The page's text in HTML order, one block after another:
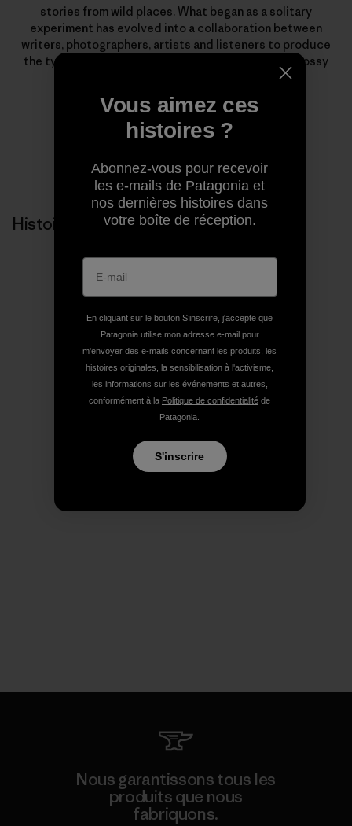
stories from wild places. What began as a solitary
experiment has evolved into a collaboration between
writers, photographers, artists and listeners to produce
the types of stories that rarely find homes in the glossy
Histoires liées
Nous garantissons tous les
produits que nous
fabriquons.
Vous aimez ces
histoires ?
Abonnez-vous pour recevoir
les e-mails de Patagonia et
nos dernières histoires dans
votre boîte de réception.
En cliquant sur le bouton S’inscrire, j'accepte que
Patagonia utilise mon adresse e-mail pour
m'envoyer des e-mails concernant les produits, les
histoires originales, la sensibilisation à l'activisme,
les informations sur les événements et autres,
conformément à la Politique de confidentialité de
Patagonia.
S'inscrire